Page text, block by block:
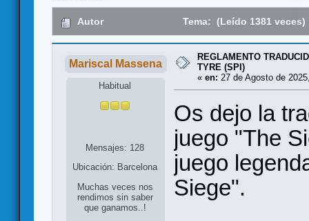
Autor Tema: (Leído 1381 veces)
Mariscal Massena
Habitual
Mensajes: 128
Ubicación: Barcelona
Muchas veces nos
rendimos sin saber
que ganamos..!
REGLAMENTO
TYRE (SPI)
« en: 27 de Agosto de
Os dejo la
juego "The
juego
Siege".